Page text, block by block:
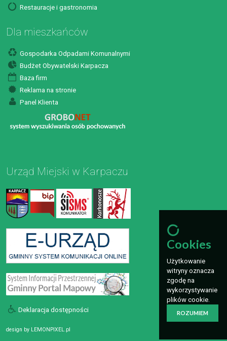
Restauracje i gastronomia
Dla mieszkańców
Gospodarka Odpadami Komunalnymi
Budżet Obywatelski Karpacza
Baza firm
Reklama na stronie
Panel Klienta
Urząd Miejski w Karpaczu
Deklaracja dostępności
design by LEMONPIXEL.pl
Cookies
Użytkowanie
witryny oznacza
zgodę na
wykorzystywanie
plików cookie.
ROZUMIEM